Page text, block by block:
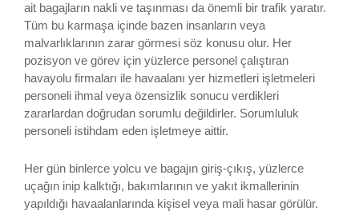
ait bagajların nakli ve taşınması da önemli bir trafik yaratır.
Tüm bu karmaşa içinde bazen insanların veya
malvarlıklarının zarar görmesi söz konusu olur. Her
pozisyon ve görev için yüzlerce personel çalıştıran
havayolu firmaları ile havaalanı yer hizmetleri işletmeleri
personeli ihmal veya özensizlik sonucu verdikleri
zararlardan doğrudan sorumlu değildirler. Sorumluluk
personeli istihdam eden işletmeye aittir.
Her gün binlerce yolcu ve bagajın giriş-çıkış, yüzlerce
uçağın inip kalktığı, bakımlarının ve yakıt ikmallerinin
yapıldığı havaalanlarında kişisel veya mali hasar görülür.